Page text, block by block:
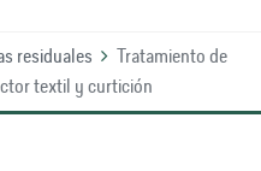
residuales
Tratamiento de
textil y curtición